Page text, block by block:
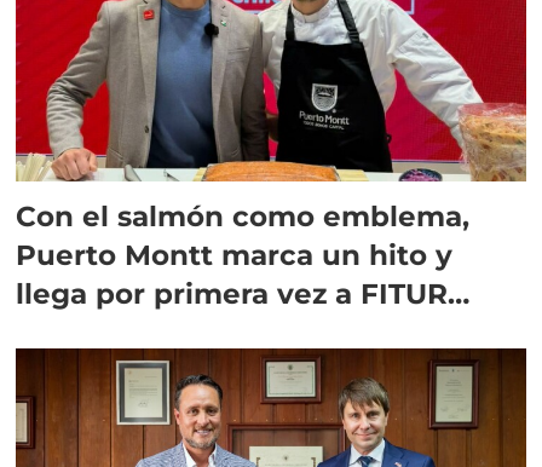
Con el salmón como emblema,
Puerto Montt marca un hito y
llega por primera vez a FITUR